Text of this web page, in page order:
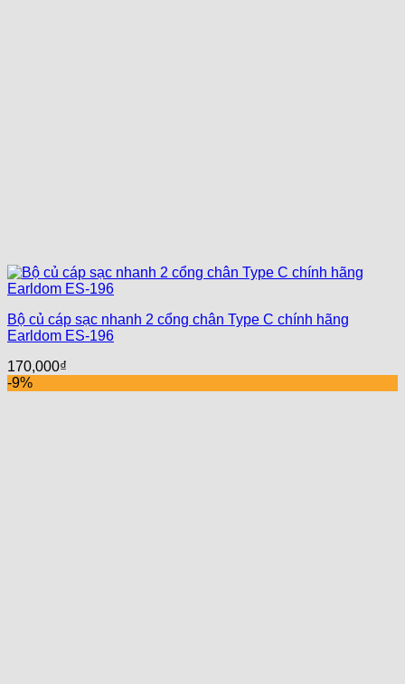
Bộ củ cáp sạc nhanh 2 cổng chân Type C chính hãng
Earldom ES-196
170,000₫
-9%